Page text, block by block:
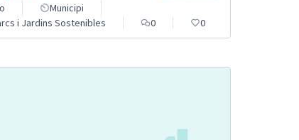
Municipi
i Jardins Sostenibles
0 0